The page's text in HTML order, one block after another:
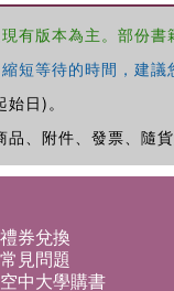
版本為主。部份書
等待的時間，建
日)。
、附件、發票、隨
禮券兌換
常見問題
空中大學購書